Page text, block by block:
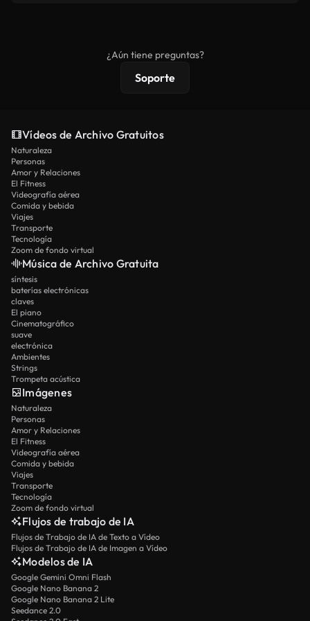
protecciones de licencia extendidas.
¿Aún tiene preguntas?
Soporte
Vídeos de Archivo Gratuitos
Naturaleza
Personas
Amor y Relaciones
El Fitness
Videografía aérea
Comida y bebida
Viajes
Transporte
Tecnología
Zoom de fondo virtual
Música de Archivo Gratuita
síntesis
baterías electrónicas
claves
El piano
Cinematográfico
suave
electrónica
Ambientes
Strings
Trompeta acústica
Imágenes
Naturaleza
Personas
Amor y Relaciones
El Fitness
Videografía aérea
Comida y bebida
Viajes
Transporte
Tecnología
Zoom de fondo virtual
Flujos de trabajo de IA
Flujos de Trabajo de IA de Texto a Vídeo
Flujos de Trabajo de IA de Imagen a Vídeo
Modelos de IA
Google Gemini Omni Flash
Google Nano Banana 2
Google Nano Banana 2 Lite
Seedance 2.0